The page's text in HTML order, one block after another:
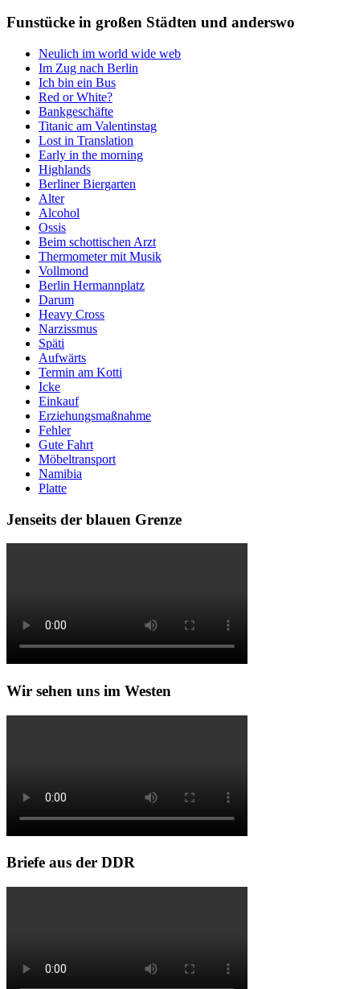
Funstücke in großen Städten und anderswo
Neulich im world wide web
Im Zug nach Berlin
Ich bin ein Bus
Red or White?
Bankgeschäfte
Titanic am Valentinstag
Lost in Translation
Early in the morning
Highlands
Berliner Biergarten
Alter
Alcohol
Ossis
Beim schottischen Arzt
Thermometer mit Musik
Vollmond
Berlin Hermannplatz
Darum
Heavy Cross
Narzissmus
Späti
Aufwärts
Termin am Kotti
Icke
Einkauf
Erziehungsmaßnahme
Fehler
Gute Fahrt
Möbeltransport
Namibia
Platte
Jenseits der blauen Grenze
Wir sehen uns im Westen
Briefe aus der DDR